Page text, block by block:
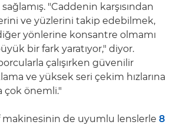
"Caddenin karşısından
ve yüzlerini takip edebilmek,
yönlerine konsantre olmamı
bir fark yaratıyor," diyor.
çalışırken güvenilir
ve yüksek seri çekim hızlarına
çok önemli."
makinesinin de uyumlu lenslerle 8